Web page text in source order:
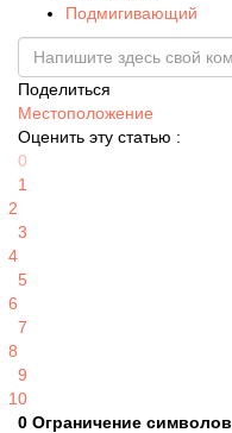
Подмигивающий
Поделиться
Местоположение
Оценить эту статью :
0
1
2
3
4
5
6
7
8
9
10
0 Ограничение символов